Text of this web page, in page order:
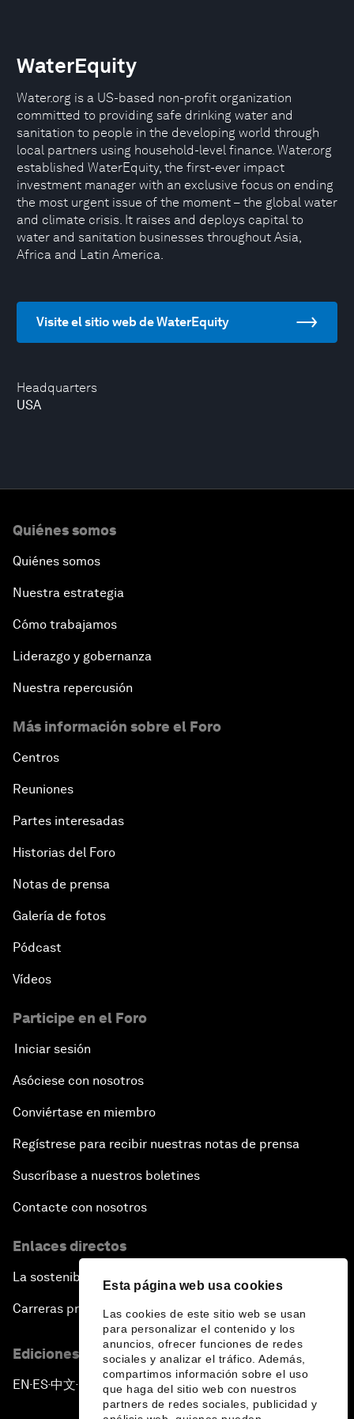
Esta página web usa cookies
Las cookies de este sitio web se usan
para personalizar el contenido y los
anuncios, ofrecer funciones de redes
sociales y analizar el tráfico. Además,
compartimos información sobre el uso
que haga del sitio web con nuestros
partners de redes sociales, publicidad y
Headquarters
USA
WaterEquity
Water.org is a US-based non-profit organization
committed to providing safe drinking water and
sanitation to people in the developing world through
local partners using household-level finance. Water.org
established WaterEquity, the first-ever impact
investment manager with an exclusive focus on ending
the most urgent issue of the moment – the global water
and climate crisis. It raises and deploys capital to
water and sanitation businesses throughout Asia,
Africa and Latin America.
Visite el sitio web de WaterEquity
Quiénes somos
Quiénes somos
Nuestra estrategia
Cómo trabajamos
Liderazgo y gobernanza
Nuestra repercusión
Más información sobre el Foro
Centros
Reuniones
Partes interesadas
Historias del Foro
Notas de prensa
Galería de fotos
Pódcast
Vídeos
Participe en el Foro
Iniciar sesión
Asóciese con nosotros
Conviértase en miembro
Regístrese para recibir nuestras notas de prensa
Suscríbase a nuestros boletines
Contacte con nosotros
Enlaces directos
La sostenibilidad en el Foro
Carreras profesionales
Ediciones en otros idiomas
EN ▪ES▪中文▪ 日本語